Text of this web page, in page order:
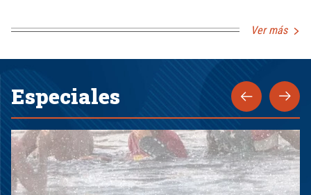
Ver más
Especiales